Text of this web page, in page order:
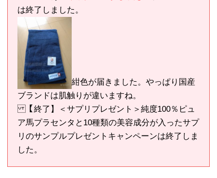
は終了しました。
紺色が届きました。やっぱり国産
ブランドは肌触りが違いますね。
【終了】＜サプリプレゼント＞純度100％ピュ
ア馬プラセンタと10種類の美容成分が入ったサプ
リのサンプルプレゼントキャンペーンは終了しま
した。